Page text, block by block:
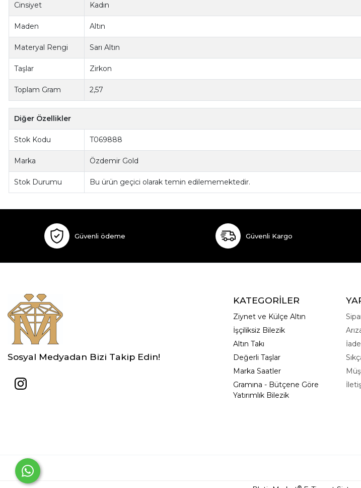
Cinsiyet Kadın
Maden Altın
Materyal Rengi Sarı Altın
Taşlar Zirkon
Toplam Gram 2,57
Diğer Özellikler
Stok Kodu T069888
Marka Özdemir Gold
Stok Durumu Bu ürün geçici olarak temin edilememektedir.
Güvenli ödeme Güvenli Kargo
Sosyal Medyadan Bizi Takip Edin!
KATEGORİLER
Ziynet ve Külçe Altın
İşçiliksiz Bilezik
Altın Takı
Değerli Taşlar
Marka Saatler
Gramına - Bütçene Göre
Yatırımlık Bilezik